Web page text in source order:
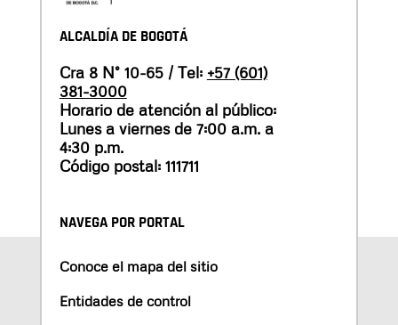
ALCALDÍA DE BOGOTÁ
Cra 8 N° 10-65 / Tel: +57 (601)
381-3000
Horario de atención al público:
Lunes a viernes de 7:00 a.m. a
4:30 p.m.
Código postal: 111711
NAVEGA POR PORTAL
Conoce el mapa del sitio
Entidades de control